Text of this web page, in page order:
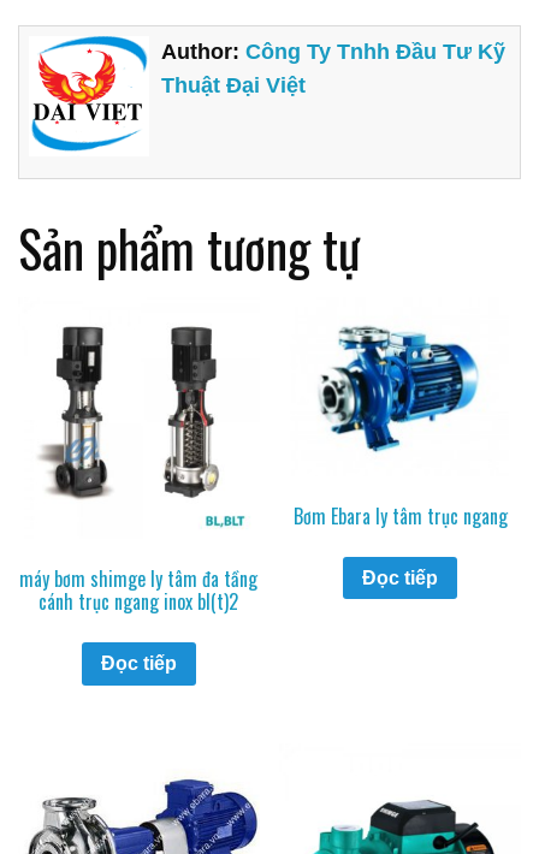
Author:Công Ty Tnhh Đầu Tư Kỹ
Thuật Đại Việt
Sản phẩm tương tự
máy bơm shimge ly tâm đa tầng
cánh trục ngang inox bl(t)2
Đọc tiếp
Bơm Ebara ly tâm trục ngang
Đọc tiếp